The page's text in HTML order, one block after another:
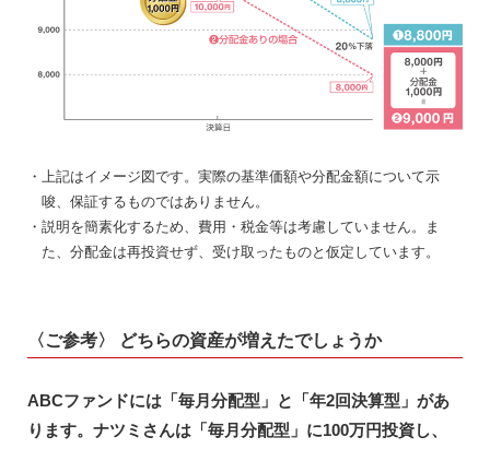
・上記はイメージ図です。実際の基準価額や分配金額について示
唆、保証するものではありません。
・説明を簡素化するため、費用・税金等は考慮していません。ま
た、分配金は再投資せず、受け取ったものと仮定しています。
〈ご参考〉 どちらの資産が増えたでしょうか
ABCファンドには「毎月分配型」と「年2回決算型」があ
ります。ナツミさんは「毎月分配型」に100万円投資し、